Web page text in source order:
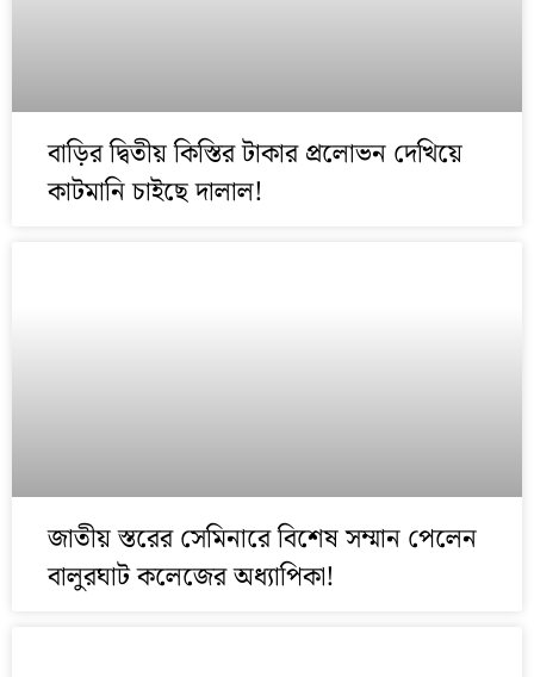
বাড়ির দ্বিতীয় কিস্তির টাকার প্রলোভন দেখিয়ে
কাটমানি চাইছে দালাল!
জাতীয় স্তরের সেমিনারে বিশেষ সম্মান পেলেন
বালুরঘাট কলেজের অধ্যাপিকা!